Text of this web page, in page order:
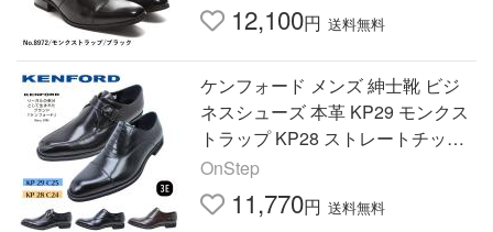
12,100円 送料無料
ケンフォード メンズ 紳士靴 ビジ
ネスシューズ 本革 KP29 モンクス
トラップ KP28 ストレートチップ
ブラック Dブラウン 通勤 フォーマ
ル 冠婚葬祭
OnStep
11,770円 送料無料